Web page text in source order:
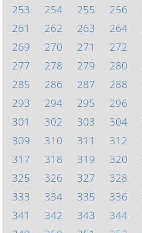
253
254 255 256
261
262 263 264
269
270 271 272
277
278 279 280
285
286 287 288
293
294 295 296
301
302 303 304
309
310 311 312
317
318 319 320
325
326 327 328
333
334 335 336
341
342 343 344